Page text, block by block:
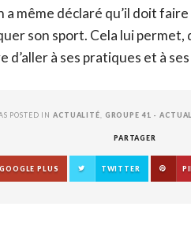
a même déclaré qu’il doit
son sport. Cela lui permet,
à ses pratiques et à
POSTED INACTUALITÉ GROUPE 41 -
PARTAGER
GOOGLE PLUS TWITTER